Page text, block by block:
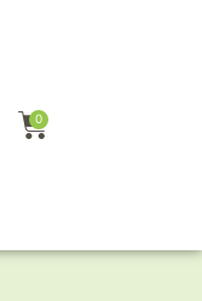
0